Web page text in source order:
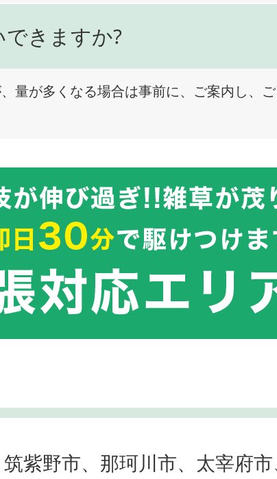
きますか?
量が多くなる場合は事前に、ご案内し、
紫野市、那珂川市、太宰府